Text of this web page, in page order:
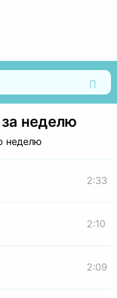
неделю
неделю
2:33
2:10
2:09